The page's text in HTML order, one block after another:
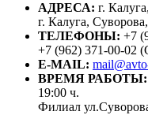
АДРЕСА: г.
г. Калуга,
ТЕЛЕФОНЫ: +7
+7 (962) 371-00-02
E-MAIL:
ВРЕМЯ РАБОТЫ:
19:00 ч.
Филиал